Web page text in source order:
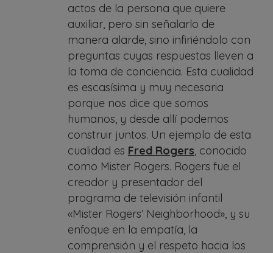
actos de la persona que quiere
auxiliar, pero sin señalarlo de
manera alarde, sino infiriéndolo con
preguntas cuyas respuestas lleven a
la toma de conciencia. Esta cualidad
es escasísima y muy necesaria
porque nos dice que somos
humanos, y desde allí podemos
construir juntos. Un ejemplo de esta
cualidad es Fred Rogers, conocido
como Mister Rogers. Rogers fue el
creador y presentador del
programa de televisión infantil
«Mister Rogers’ Neighborhood», y su
enfoque en la empatía, la
comprensión y el respeto hacia los